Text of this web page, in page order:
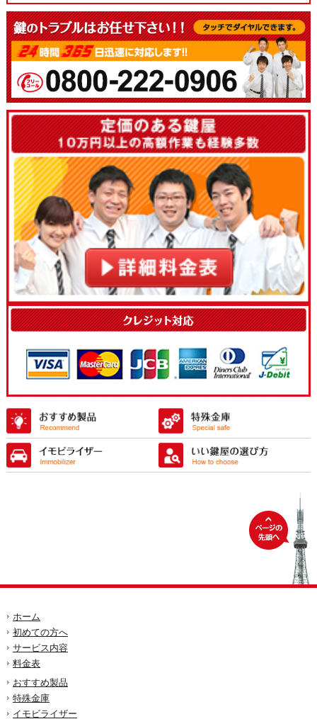
ホーム
初めての方へ
サービス内容
料金表
おすすめ製品
特殊金庫
イモビライザー